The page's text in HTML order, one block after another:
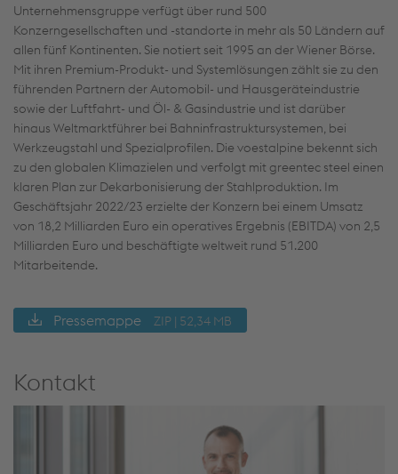
Unternehmensgruppe verfügt über rund 500
Konzerngesellschaften und -standorte in mehr als 50 Ländern auf
allen fünf Kontinenten. Sie notiert seit 1995 an der Wiener Börse.
Mit ihren Premium-Produkt- und Systemlösungen zählt sie zu den
führenden Partnern der Automobil- und Hausgeräteindustrie
sowie der Luftfahrt- und Öl- & Gasindustrie und ist darüber
hinaus Weltmarktführer bei Bahninfrastruktursystemen, bei
Werkzeugstahl und Spezialprofilen. Die voestalpine bekennt sich
zu den globalen Klimazielen und verfolgt mit greentec steel einen
klaren Plan zur Dekarbonisierung der Stahlproduktion. Im
Geschäftsjahr 2022/23 erzielte der Konzern bei einem Umsatz
von 18,2 Milliarden Euro ein operatives Ergebnis (EBITDA) von 2,5
Milliarden Euro und beschäftigte weltweit rund 51.200
Mitarbeitende.
Pressemappe ZIP | 52,34 MB
Kontakt